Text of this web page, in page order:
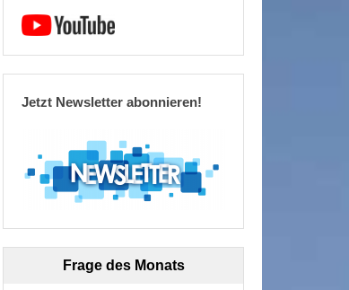
Jetzt Newsletter abonnieren!
Frage des Monats